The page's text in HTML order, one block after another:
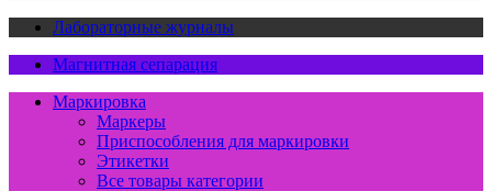
Лабораторные журналы
Магнитная сепарация
Маркировка
Маркеры
Приспособления для маркировки
Этикетки
Все товары категории